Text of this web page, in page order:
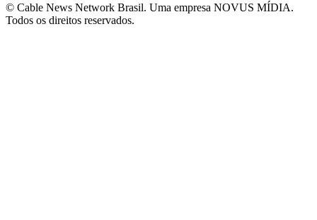
© Cable News Network Brasil. Uma empresa NOVUS MÍDIA.
Todos os direitos reservados.